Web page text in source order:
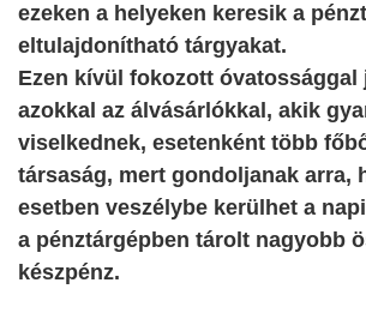
ezeken a helyeken keresik a
eltulajdonítható tárgyakat.
Ezen kívül fokozott óvatossággal
azokkal az álvásárlókkal, akik
viselkednek, esetenként több
társaság, mert gondoljanak arra,
esetben veszélybe kerülhet a
a pénztárgépben tárolt nagyobb
készpénz.